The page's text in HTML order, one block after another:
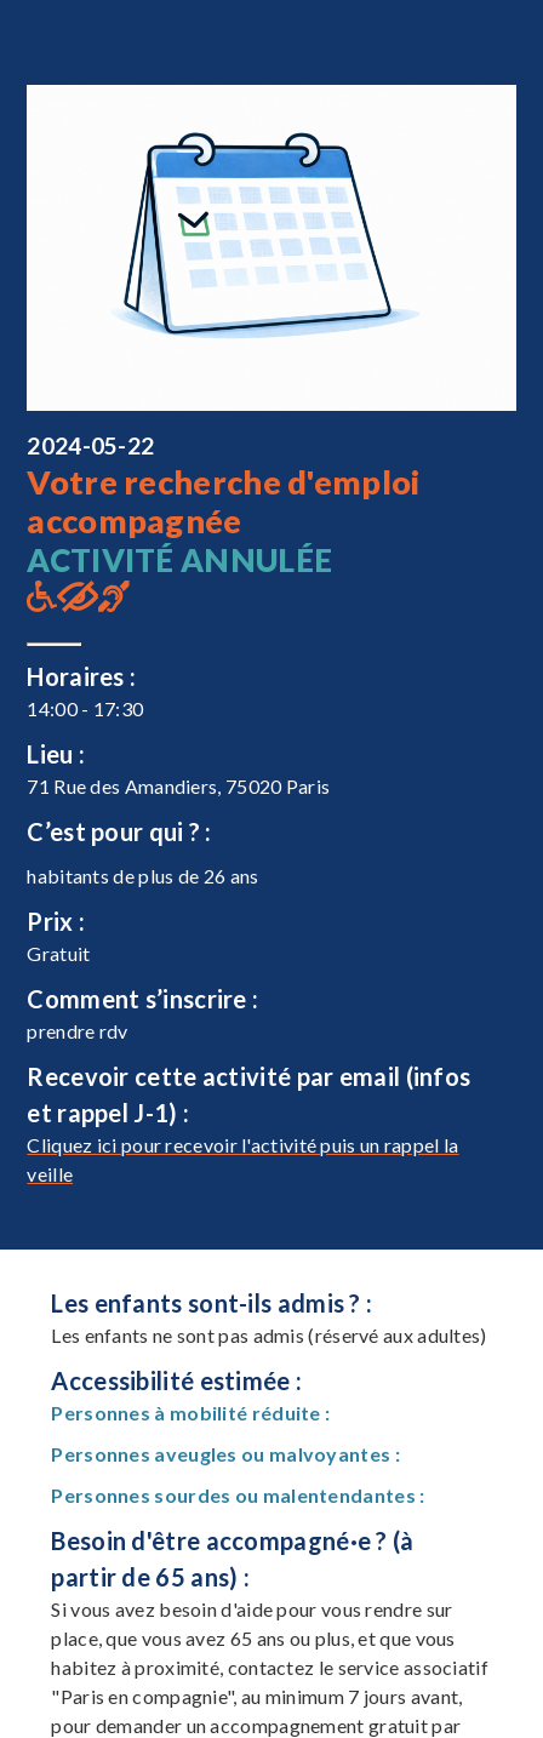
2024-05-22
Votre recherche d'emploi
accompagnée
ACTIVITÉ ANNULÉE
Horaires :
14:00 - 17:30
Lieu :
71 Rue des Amandiers, 75020 Paris
C’est pour qui ? :
habitants de plus de 26 ans
Prix :
Gratuit
Comment s’inscrire :
prendre rdv
Recevoir cette activité par email (infos
et rappel J-1) :
Cliquez ici pour recevoir l'activité puis un rappel la
veille
Les enfants sont-ils admis ? :
Les enfants ne sont pas admis (réservé aux adultes)
Accessibilité estimée :
Personnes à mobilité réduite :
Personnes aveugles ou malvoyantes :
Personnes sourdes ou malentendantes :
Besoin d'être accompagné·e ? (à
partir de 65 ans) :
Si vous avez besoin d'aide pour vous rendre sur
place, que vous avez 65 ans ou plus, et que vous
habitez à proximité, contactez le service associatif
"Paris en compagnie", au minimum 7 jours avant,
pour demander un accompagnement gratuit par